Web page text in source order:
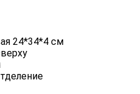
24*34*4 см